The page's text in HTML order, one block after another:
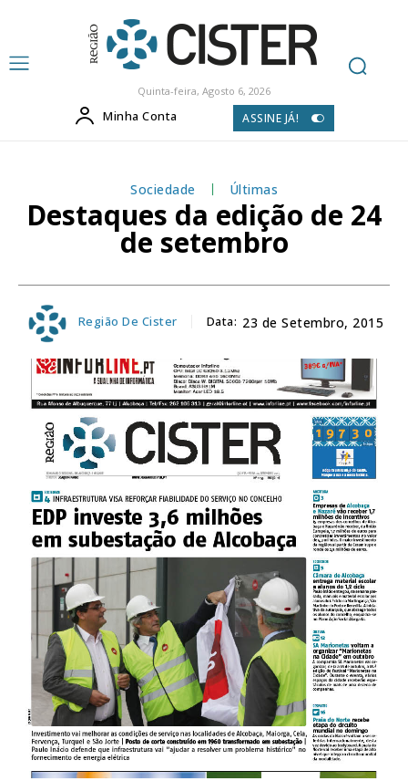
Quinta-feira, Agosto 6, 2026
Minha Conta ASSINE JÁ!
Sociedade Últimas
Destaques da edição de 24
de setembro
Região De Cister Data: 23 de Setembro, 2015